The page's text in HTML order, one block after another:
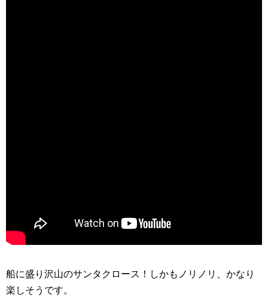
船に盛り沢山のサンタクロース！しかもノリノリ、かなり
楽しそうです。